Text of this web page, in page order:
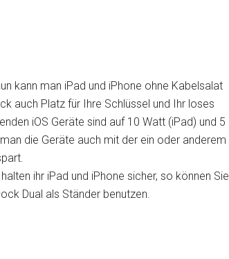
kann man iPad und iPhone ohne Kabelsalat
auch Platz für Ihre Schlüssel und Ihr loses
iOS Geräte sind auf 10 Watt (iPad) und 5
die Geräte auch mit der ein oder anderem
ihr iPad und iPhone sicher, so können Sie
Dual als Ständer benutzen.